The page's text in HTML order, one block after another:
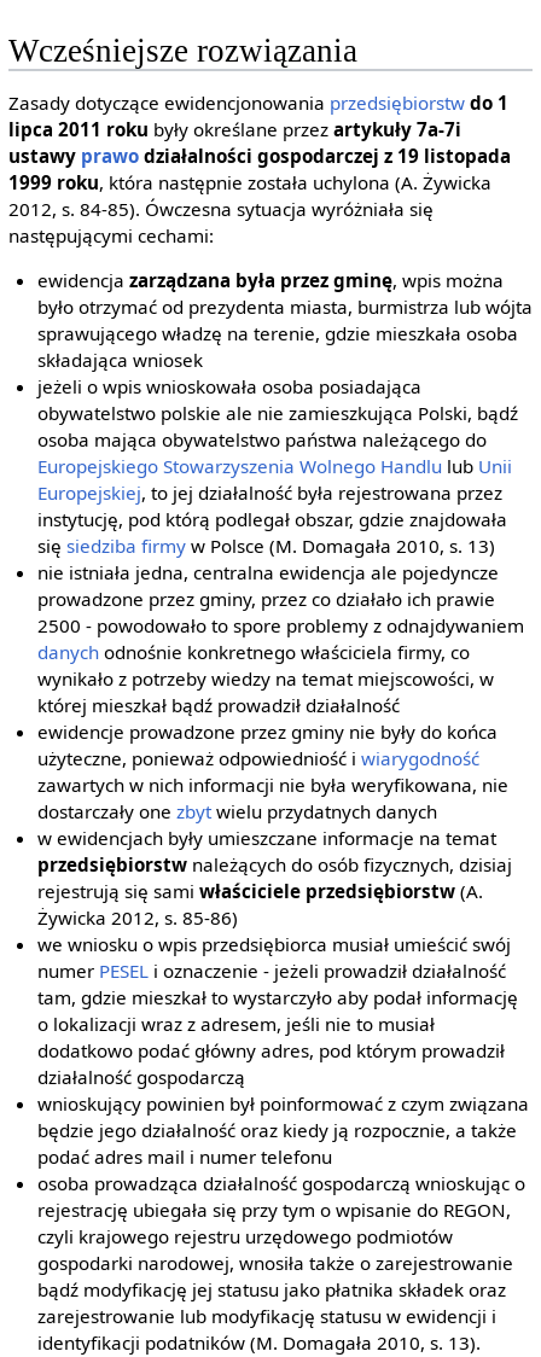
Wcześniejsze rozwiązania
Zasady dotyczące ewidencjonowania przedsiębiorstw do 1
lipca 2011 roku były określane przez artykuły 7a-7i
ustawy prawodziałalności gospodarczej z 19 listopada
1999 roku, która następnie została uchylona (A. Żywicka
2012, s. 84-85). Ówczesna sytuacja wyróżniała się
następującymi cechami:
ewidencjazarządzana była przez gminę, wpis można
było otrzymać od prezydenta miasta, burmistrza lub wójta
sprawującego władzę na terenie, gdzie mieszkała osoba
składająca wniosek
jeżeli o wpis wnioskowała osoba posiadająca
obywatelstwo polskie ale nie zamieszkująca Polski, bądź
osoba mająca obywatelstwo państwa należącego do
Europejskiego Stowarzyszenia Wolnego Handlu lub Unii
Europejskiej, to jej działalność była rejestrowana przez
instytucję, pod którą podlegał obszar, gdzie znajdowała
sięsiedziba firmy w Polsce (M. Domagała 2010, s. 13)
nie istniała jedna, centralna ewidencja ale pojedyncze
prowadzone przez gminy, przez co działało ich prawie
2500 - powodowało to spore problemy z odnajdywaniem
danych odnośnie konkretnego właściciela firmy, co
wynikało z potrzeby wiedzy na temat miejscowości, w
której mieszkał bądź prowadził działalność
ewidencje prowadzone przez gminy nie były do końca
użyteczne, ponieważ odpowiedniość iwiarygodność
zawartych w nich informacji nie była weryfikowana, nie
dostarczały onezbytwielu przydatnych danych
w ewidencjach były umieszczane informacje na temat
przedsiębiorstw należących do osób fizycznych, dzisiaj
rejestrują się samiwłaściciele przedsiębiorstw (A.
Żywicka 2012, s. 85-86)
we wniosku o wpis przedsiębiorca musiał umieścić swój
numer PESEL i oznaczenie - jeżeli prowadził działalność
tam, gdzie mieszkał to wystarczyło aby podał informację
o lokalizacji wraz z adresem, jeśli nie to musiał
dodatkowo podać główny adres, pod którym prowadził
działalność gospodarczą
wnioskujący powinien był poinformować z czym związana
będzie jego działalność oraz kiedy ją rozpocznie, a także
podać adres mail i numer telefonu
osoba prowadząca działalność gospodarczą wnioskując o
rejestrację ubiegała się przy tym o wpisanie do REGON,
czyli krajowego rejestru urzędowego podmiotów
gospodarki narodowej, wnosiła także o zarejestrowanie
bądź modyfikację jej statusu jako płatnika składek oraz
zarejestrowanie lub modyfikację statusu w ewidencji i
identyfikacji podatników (M. Domagała 2010, s. 13).